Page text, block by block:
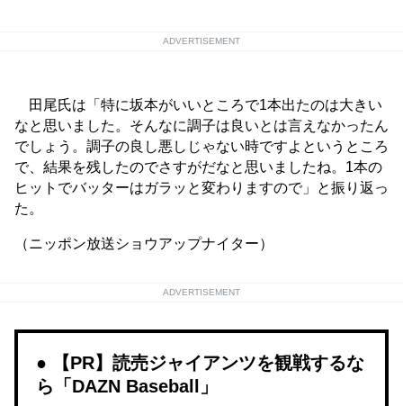
ADVERTISEMENT
田尾氏は「特に坂本がいいところで1本出たのは大きい
なと思いました。そんなに調子は良いとは言えなかったん
でしょう。調子の良し悪しじゃない時ですよというところ
で、結果を残したのでさすがだなと思いましたね。1本の
ヒットでバッターはガラッと変わりますので」と振り返っ
た。
（ニッポン放送ショウアップナイター）
ADVERTISEMENT
【PR】読売ジャイアンツを観戦するな
ら「DAZN Baseball」